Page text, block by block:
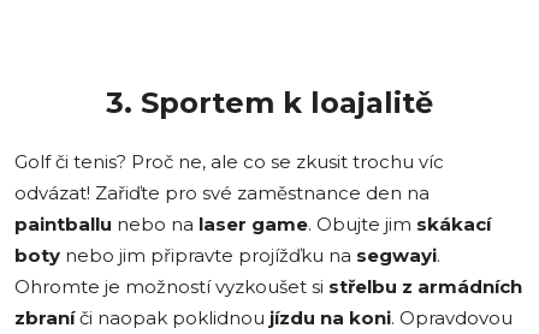
3. Sportem k loajalitě
Golf či tenis? Proč ne, ale co se zkusit trochu víc
odvázat! Zařiďte pro své zaměstnance den na
paintballu nebo na laser game. Obujte jim skákací
boty nebo jim připravte projížďku na segwayi.
Ohromte je možností vyzkoušet si střelbu z armádních
zbraníči naopak poklidnou jízdu na koni. Opravdovou